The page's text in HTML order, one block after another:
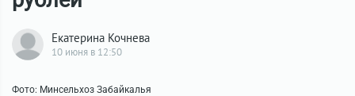
Екатерина Кочнева
10 июня в 12:50
Фото: Минсельхоз Забайкалья